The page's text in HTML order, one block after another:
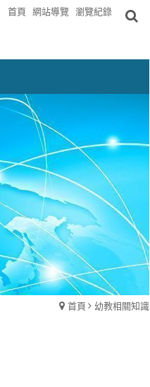
首頁 網站導覽 瀏覽紀錄
首頁 幼教相關知識